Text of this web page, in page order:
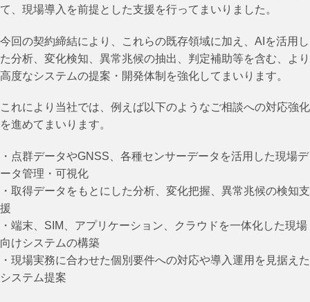
て、現場導入を前提とした支援を行ってまいりました。
今回の契約締結により、これらの既存領域に加え、AIを活用し
た分析、変化検知、異常兆候の抽出、判定補助等を含む、より
高度なシステムの提案・開発体制を強化してまいります。
これにより当社では、例えば以下のようなご相談への対応強化
を進めてまいります。
・点群データやGNSS、各種センサーデータを活用した現場デ
ータ管理・可視化
・取得データをもとにした分析、変化把握、異常兆候の検知支
援
・端末、SIM、アプリケーション、クラウドを一体化した現場
向けシステムの構築
・現場実務に合わせた個別要件への対応や導入運用を見据えた
システム提案